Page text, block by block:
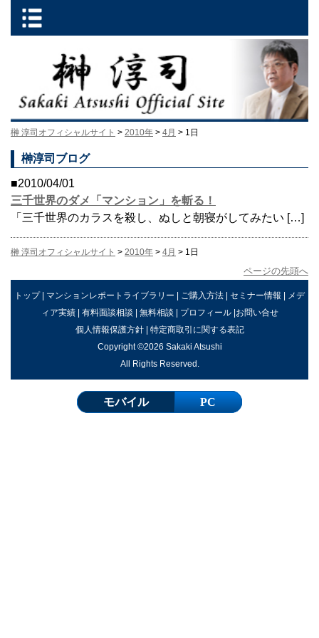
榊 淳司オフィシャルサイト > 2010年 > 4月 > 1日
榊淳司ブログ
■2010/04/01
三千世界のダメ「マンション」を斬る！
「三千世界のカラスを殺し、ぬしと朝寝がしてみたい […]
榊 淳司オフィシャルサイト > 2010年 > 4月 > 1日
ページの先頭へ
トップ| マンションレポートライブラリー | ご購入方法 | セミナー情報 | メデ
ィア実績| 有料面談相談 | 無料相談 | プロフィール|お問い合せ
個人情報保護方針| 特定商取引に関する表記
Copyright ©2026 Sakaki Atsushi
All Rights Reserved.
モバイル PC